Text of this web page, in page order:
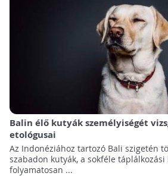
Balin élő kutyák személyiségét
etológusai
Az Indonéziához tartozó Bali szigetén
szabadon kutyák, a sokféle táplálkozási
folyamatosan ...